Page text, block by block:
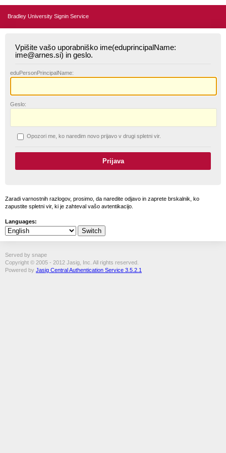
Bradley University Signin Service
Vpišite vašo uporabniško ime(eduprincipalName:
ime@arnes.si) in geslo.
eduPersonPrincipalName:
Geslo:
Opozori me, ko naredim novo prijavo v drugi spletni vir.
Zaradi varnostnih razlogov, prosimo, da naredite odjavo in zaprete brskalnik, ko
zapustite spletni vir, ki je zahteval vašo avtentikacijo.
Languages:
Served by snape
Copyright © 2005 - 2012 Jasig, Inc. All rights reserved.
Powered by Jasig Central Authentication Service 3.5.2.1